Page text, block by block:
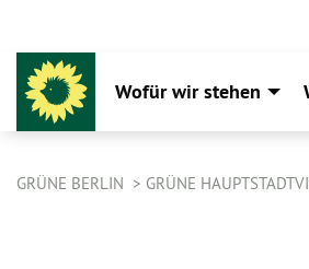
Wofür wir stehen
GRÜNE BERLIN GRÜNE